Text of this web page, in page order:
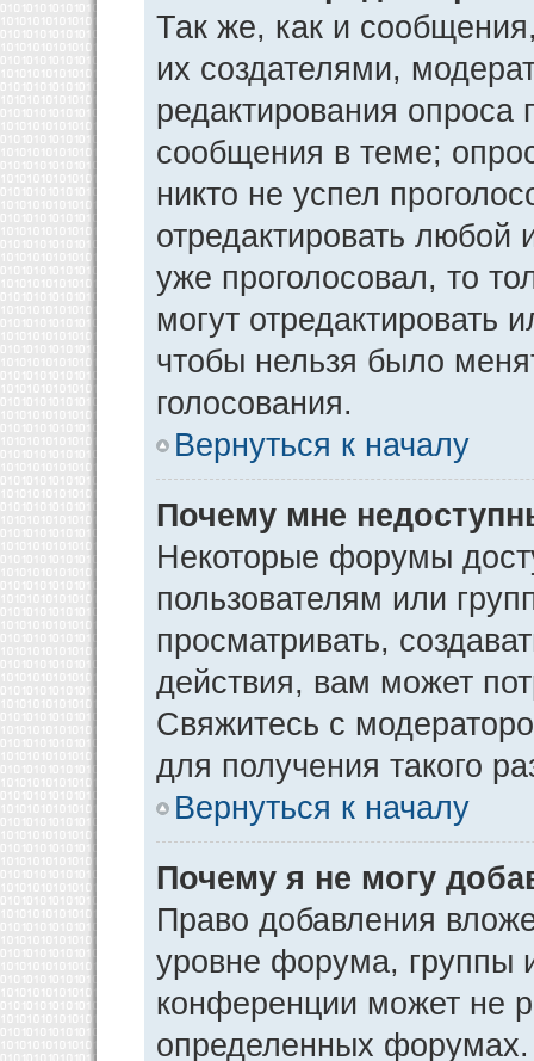
Так же, как и
их создателями,
редактирования опроса
сообщения в теме;
никто не успел
отредактировать любой
уже проголосовал, то
могут отредактировать
чтобы нельзя было
голосования.
Вернуться к началу
Почему мне
Некоторые форумы
пользователям или
просматривать,
действия, вам может
Свяжитесь с
для получения такого
Вернуться к началу
Почему я не могу
Право добавления
уровне форума, группы
конференции может не
определенных